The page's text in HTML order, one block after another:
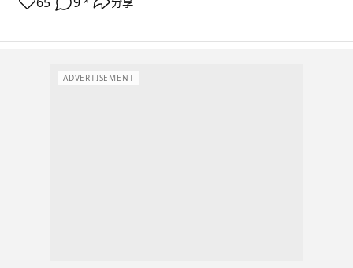
ADVERTISEMENT